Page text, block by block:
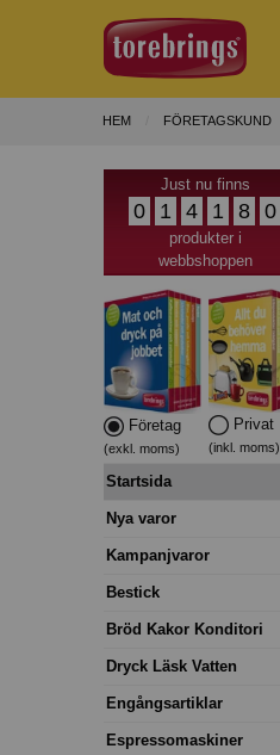
HEM FÖRETAGSKUND
Just nu finns
0 1 4 1 8 0
produkter i
webbshoppen
Företag
(exkl. moms)
Privat
(inkl. moms)
Startsida
Nya varor
Kampanjvaror
Bestick
Bröd Kakor Konditori
Dryck Läsk Vatten
Engångsartiklar
Espressomaskiner